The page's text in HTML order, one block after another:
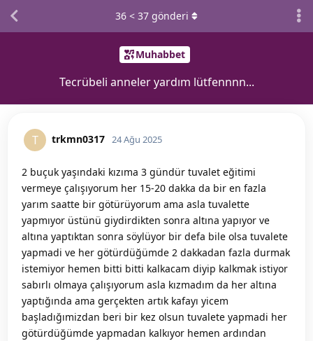
Muhabbet
Tecrübeli anneler yardım lütfennnn...
36 < 37 gönderi
T trkmn0317 24 Ağu 2025
2 buçuk yaşındaki kızıma 3 gündür tuvalet eğitimi
vermeye çalışıyorum her 15-20 dakka da bir en fazla
yarım saatte bir götürüyorum ama asla tuvalette
yapmıyor üstünü giydirdikten sonra altına yapıyor ve
altına yaptıktan sonra söylüyor bir defa bile olsa tuvalete
yapmadi ve her götürdüğümde 2 dakkadan fazla durmak
istemiyor hemen bitti bitti kalkacam diyip kalkmak istiyor
sabırlı olmaya çalışıyorum asla kızmadım da her altına
yaptığında ama gerçekten artık kafayı yicem
başladığımizdan beri bir kez olsun tuvalete yapmadi her
götürdüğümde yapmadan kalkıyor hemen ardından